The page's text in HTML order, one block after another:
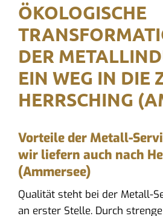
ÖKOLOGISCHE
DER
EIN WEG IN DIE
HERRSCHING
Vorteile der Metall-
wir liefern auch nach
(Ammersee)
Qualität steht bei der Metall-
an erster Stelle. Durch strenge